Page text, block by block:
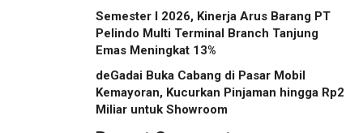
Semester I 2026, Kinerja Arus Barang PT
Pelindo Multi Terminal Branch Tanjung
Emas Meningkat 13%
deGadai Buka Cabang di Pasar Mobil
Kemayoran, Kucurkan Pinjaman hingga Rp2
Miliar untuk Showroom